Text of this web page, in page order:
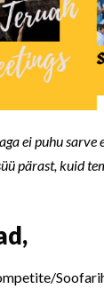
ei puhu
pärast, kuid